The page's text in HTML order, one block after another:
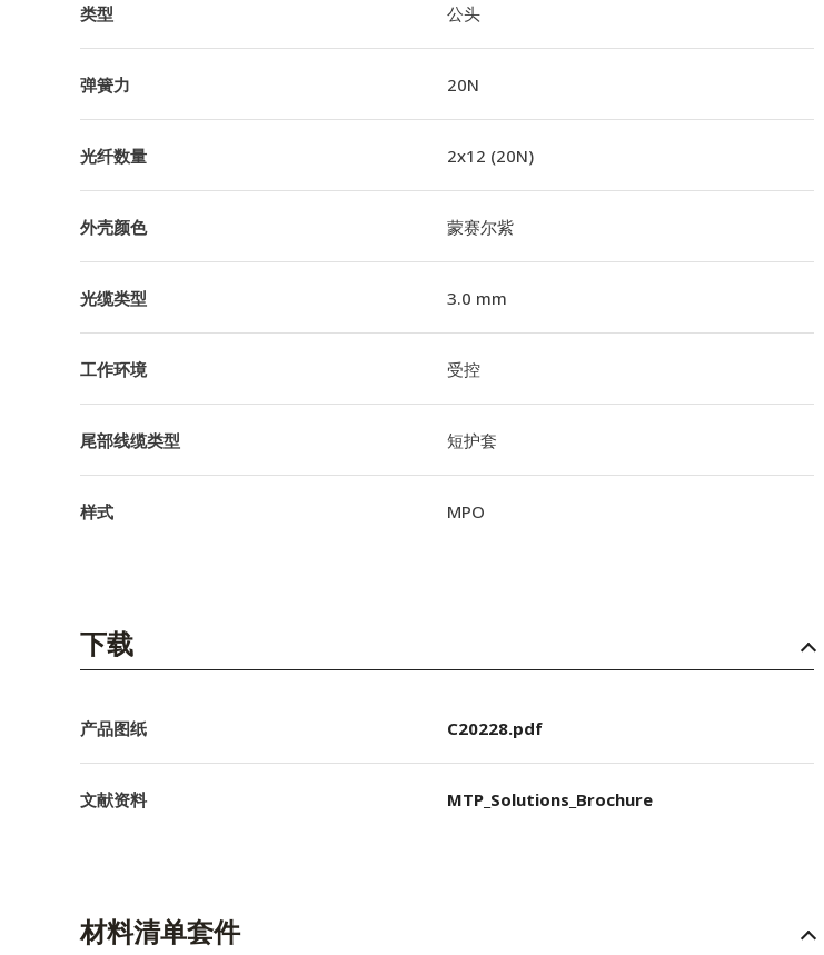
类型 公头
弹簧力 20N
光纤数量 2x12 (20N)
外壳颜色 蒙赛尔紫
光缆类型 3.0 mm
工作环境 受控
尾部线缆类型 短护套
样式 MPO
下载
产品图纸 C20228.pdf
文献资料 MTP_Solutions_Brochure
材料清单套件